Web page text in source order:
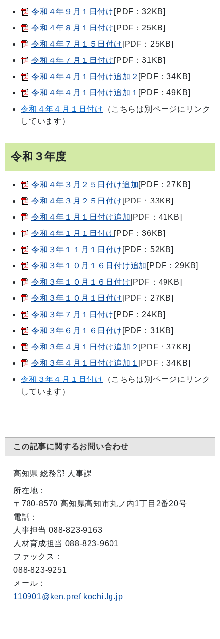
令和４年９月１日付け [PDF：32KB]
令和４年８月１日付け [PDF：25KB]
令和４年７月１５日付け [PDF：25KB]
令和４年７月１日付け [PDF：31KB]
令和４年４月１日付け追加２ [PDF：34KB]
令和４年４月１日付け追加１ [PDF：49KB]
令和４年４月１日付け
（こちらは別ページにリンク
しています）
令和３年度
令和４年３月２５日付け追加[PDF：27KB]
令和４年３月２５日付け [PDF：33KB]
令和４年１月１日付け追加 [PDF：41KB]
令和４年１月１日付け [PDF：36KB]
令和３年１１月１日付け [PDF：52KB]
令和３年１０月１６日付け追加 [PDF：29KB]
令和３年１０月１６日付け [PDF：49KB]
令和３年１０月１日付け [PDF：27KB]
令和３年７月１日付け [PDF：24KB]
令和３年６月１６日付け [PDF：31KB]
令和３年４月１日付け追加２ [PDF：37KB]
令和３年４月１日付け追加１ [PDF：34KB]
令和３年４月１日付け
（こちらは別ページにリンク
しています）
この記事に関するお問い合わせ
高知県 総務部 人事課
所在地：
〒780-8570 高知県高知市丸ノ内1丁目2番20号
電話：
人事担当 088-823-9163
人材育成担当 088-823-9601
ファックス：
088-823-9251
メール：
110901@ken.pref.kochi.lg.jp